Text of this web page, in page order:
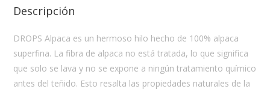
Descripción
DROPS Alpaca es un hermoso hilo hecho de 100% alpaca
superfina. La fibra de alpaca no está tratada, lo que significa
que solo se lava y no se expone a ningún tratamiento químico
antes del teñido. Esto resalta las propiedades naturales de la